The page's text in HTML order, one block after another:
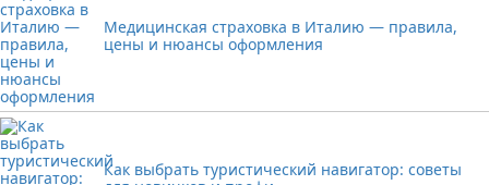
Медицинская страховка в Италию — правила,
цены и нюансы оформления
Как выбрать туристический навигатор: советы